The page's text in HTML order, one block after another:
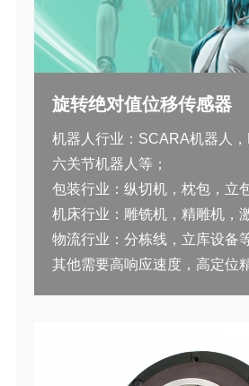
旋转绝对值位移传感器
机器人行业：SCARA机器人，
六关节机器人等；
包装行业：纵切机，枕包，立
机床行业：雕铣机，精雕机，
物流行业：分栋线，立库设备
其他需要高响应速度，高定位